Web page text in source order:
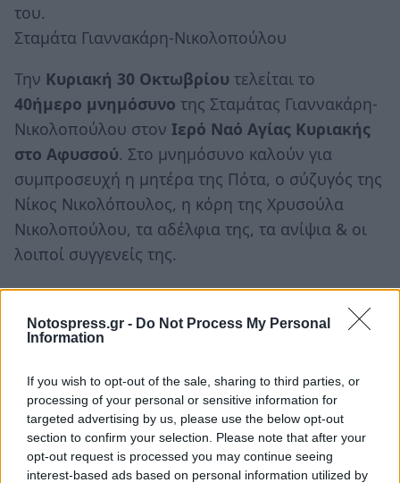
Notospress.gr - Do Not Process My Personal
Information
If you wish to opt-out of the sale, sharing to third parties, or
processing of your personal or sensitive information for
targeted advertising by us, please use the below opt-out
section to confirm your selection. Please note that after your
opt-out request is processed you may continue seeing
interest-based ads based on personal information utilized by
του.
Σταμάτα Γιαννακάρη-Νικολοπούλου
Την Κυριακή 30 Οκτωβρίου τελείται το
40ήμερο μνημόσυνο της Σταμάτας Γιαννακάρη-
Νικολοπούλου στον Ιερό Ναό Αγίας Κυριακής
στο Αφυσσού. Στο μνημόσυνο καλούν για
συμπροσευχή η μητέρα της Πότα, ο σύζυγός της
Νίκος Νικολόπουλος, η κόρη της Χρυσούλα
Νικολοπούλου, τα αδέλφια της, τα ανίψια & οι
λοιποί συγγενείς της.
Κωνσταντίνος Π. Κωνσταντινάκος
ΤηνΚυριακή 30 Οκτωβρίουτελείται το
εξάμηνο μνημόσυνο
Ταξιαρχών Λογγάστρας.Στο μνημόσυνο καλούν
για συμπροσευχή η σύζυγός του Παναγιώτα, τα
παιδιά του, τα εγγόνια & οι λοιποί συγγενείς
του.